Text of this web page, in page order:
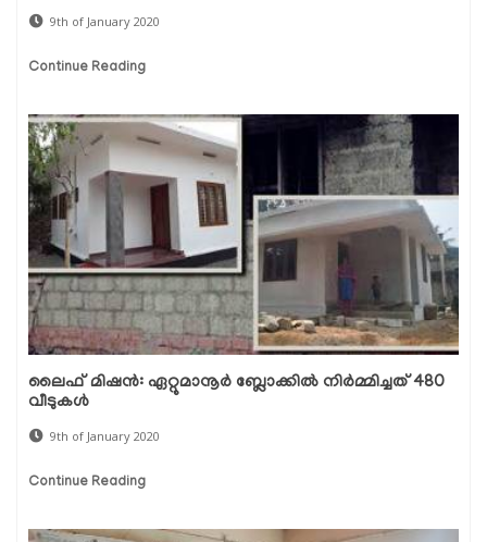
9th of January 2020
Continue Reading
ലൈഫ് മിഷന്‍: ഏറ്റുമാനൂര്‍ ബ്ലോക്കില്‍ നിര്‍മ്മിച്ചത് 480
വീടുകള്‍
9th of January 2020
Continue Reading